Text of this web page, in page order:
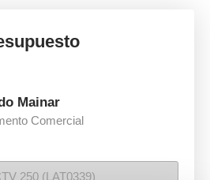
Mainar
Comercial